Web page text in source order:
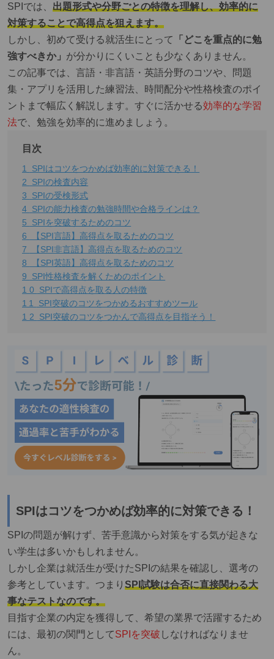
SPIでは、 出題形式や分野ごとの特徴を理解し、効率的に
対策することで高得点を狙えます。
しかし、初めて受ける就活生にとって
「どこを重点的に勉
強すべきか」 が分かりにくいことも少なくありません。
この記事では、言語・非言語・英語分野のコツや、問題
集・アプリを活用した練習法、時間配分や性格検査のポイ
ントまで幅広く解説します。すぐに活かせる効率的な学習
法で、勉強を効率的に進めましょう。
目次
1
SPIはコツをつかめば効率的に対策できる！
2
SPIの検査内容
3
SPIの受検形式
4 SPIの能力検査の勉強時間や合格ラインは？
5
SPIを突破するためのコツ
6
【SPI言語】高得点を取るためのコツ
7
【SPI非言語】高得点を取るためのコツ
8
【SPI英語】高得点を取るためのコツ
9
SPI性格検査を解くためのポイント
10
SPIで高得点を取る人の特徴
11
SPI突破のコツをつかめるおすすめツール
12
SPI突破のコツをつかんで高得点を目指そう！
SPIはコツをつかめば効率的に対策できる！
SPIの問題が解けず、苦手意識から対策をする気が起きな
い学生は多いかもしれません。
しかし企業は就活生が受けたSPIの結果を確認し、選考の
参考としています。つまり SPI試験は合否に直接関わる大
事なテストなのです。
目指す企業の内定を獲得して、希望の業界で活躍するため
には、最初の関門としてSPIを突破 しなければなりませ
ん。